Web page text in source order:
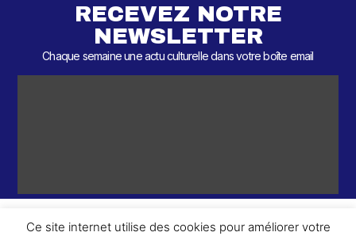
RECEVEZ NOTRE
NEWSLETTER
Chaque semaine une actu culturelle dans votre boîte email
Ce site internet utilise des cookies pour améliorer votre